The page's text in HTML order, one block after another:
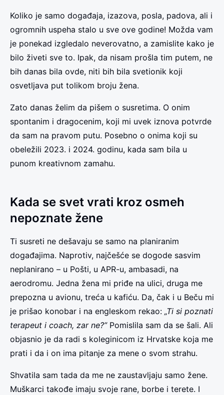
Koliko je samo događaja, izazova, posla, padova, ali i
ogromnih uspeha stalo u sve ove godine! Možda vam
je ponekad izgledalo neverovatno, a zamislite kako je
bilo živeti sve to. Ipak, da nisam prošla tim putem, ne
bih danas bila ovde, niti bih bila svetionik koji
osvetljava put tolikom broju žena.
Zato danas želim da pišem o susretima. O onim
spontanim i dragocenim, koji mi uvek iznova potvrde
da sam na pravom putu. Posebno o onima koji su
obeležili 2023. i 2024. godinu, kada sam bila u
punom kreativnom zamahu.
Kada se svet vrati kroz osmeh
nepoznate žene
Ti susreti ne dešavaju se samo na planiranim
događajima. Naprotiv, najčešće se dogode sasvim
neplanirano – u Pošti, u APR-u, ambasadi, na
aerodromu. Jedna žena mi priđe na ulici, druga me
prepozna u avionu, treća u kafiću. Da, čak i u Beču mi
je prišao konobar i na engleskom rekao: „Ti si poznati
terapeut i coach, zar ne?”Pomislila sam da se šali. Ali
objasnio je da radi s koleginicom iz Hrvatske koja me
prati i da i on ima pitanje za mene o svom strahu.
Shvatila sam tada da me ne zaustavljaju samo žene.
Muškarci takođe imaju svoje rane, borbe i terete. I